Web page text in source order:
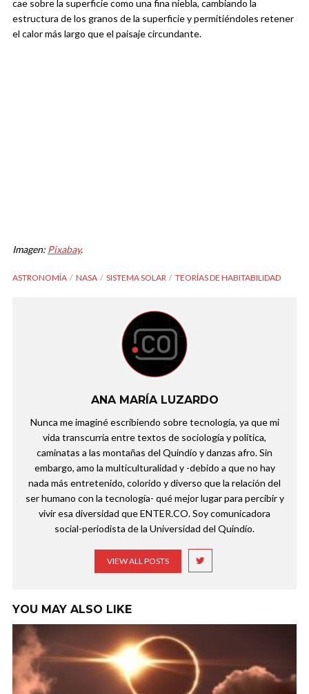
cae sobre la superficie como una fina niebla, cambiando la
estructura de los granos de la superficie y permitiéndoles retener
el calor más largo que el paisaje circundante.
Imagen: Pixabay.
ASTRONOMÍA NASA SISTEMA SOLAR TEORÍAS DE HABITABILIDAD
ANA MARÍA LUZARDO
Nunca me imaginé escribiendo sobre tecnología, ya que mi
vida transcurría entre textos de sociología y política,
caminatas a las montañas del Quindío y danzas afro. Sin
embargo, amo la multiculturalidad y -debido a que no hay
nada más entretenido, colorido y diverso que la relación del
ser humano con la tecnología- qué mejor lugar para percibir y
vivir esa diversidad que ENTER.CO. Soy comunicadora
social-periodista de la Universidad del Quindío.
VIEW ALL POSTS
YOU MAY ALSO LIKE